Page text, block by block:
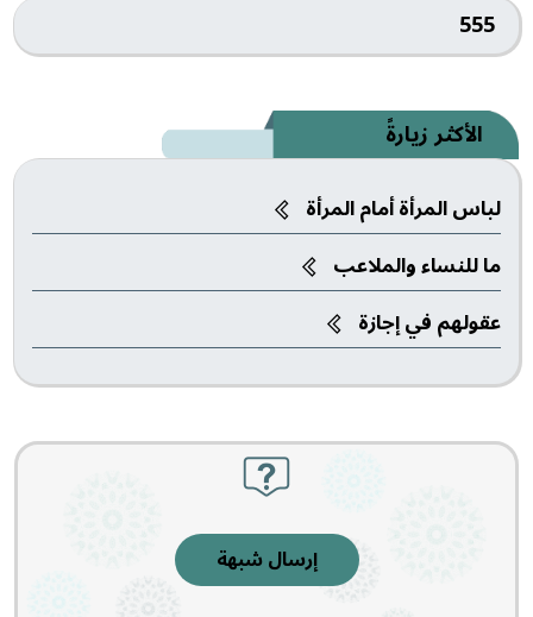
الأكثر زيارةً
لباس المرأة أمام المرأة
ما للنساء والملاعب‎
عقولهم في إجازة
إرسال شبهة
555